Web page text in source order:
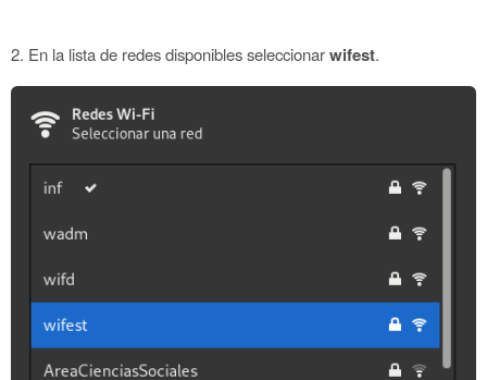
2. En la lista de redes disponibles seleccionarwifest.